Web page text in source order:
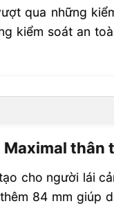
qua những
kiểm soát an
cho người lái
84 mm giúp